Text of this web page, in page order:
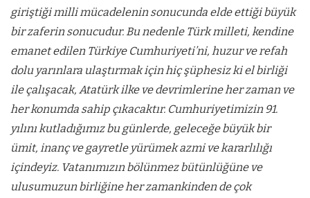
giriştiği milli mücadelenin sonucunda elde ettiği büyük
bir zaferin sonucudur. Bu nedenle Türk milleti, kendine
emanet edilen Türkiye Cumhuriyeti’ni, huzur ve refah
dolu yarınlara ulaştırmak için hiç şüphesiz ki el birliği
ile çalışacak, Atatürk ilke ve devrimlerine her zaman ve
her konumda sahip çıkacaktır. Cumhuriyetimizin 91.
yılını kutladığımız bu günlerde, geleceğe büyük bir
ümit, inanç ve gayretle yürümek azmi ve kararlılığı
içindeyiz. Vatanımızın bölünmez bütünlüğüne ve
ulusumuzun birliğine her zamankinden de çok